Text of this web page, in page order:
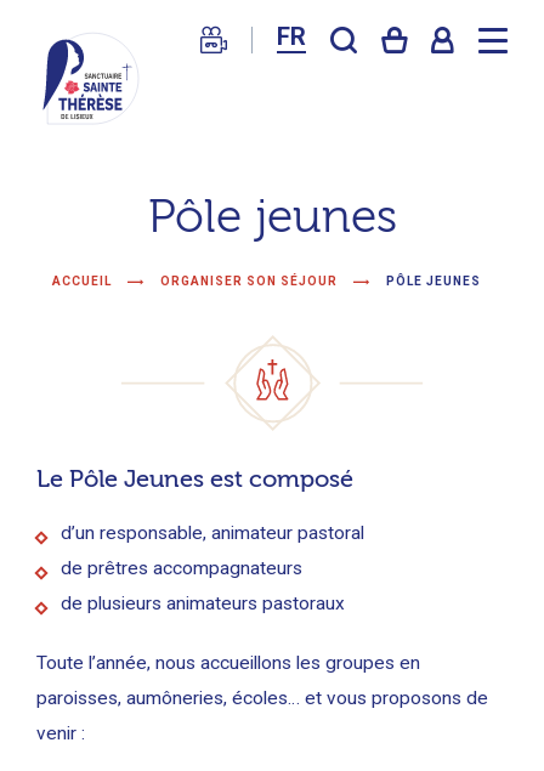
FR
Basilique
Pôle jeunes
ACCUEIL ORGANISER SON SÉJOUR PÔLE JEUNES
Le Pôle Jeunes est composé
d’un responsable, animateur pastoral
de prêtres accompagnateurs
de plusieurs animateurs pastoraux
Toute l’année, nous accueillons les groupes en
paroisses, aumôneries, écoles… et vous proposons de
venir :